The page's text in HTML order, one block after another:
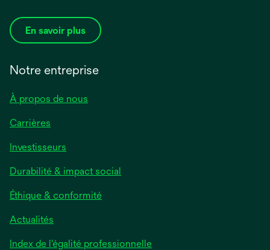
En savoir plus
Notre entreprise
À propos de nous
Carrières
Investisseurs
Durabilité & impact social
Éthique & conformité
Actualités
Index de l'égalité professionnelles’ouvre